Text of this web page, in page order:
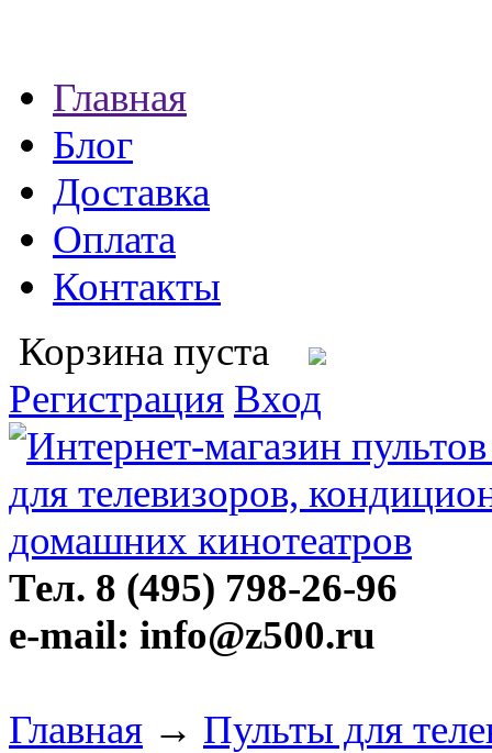
Главная
Блог
Доставка
Оплата
Контакты
Корзина пуста
Регистрация Вход
Тел. 8 (495) 798-26-96
e-mail: info@z500.ru
Главная → Пульты для